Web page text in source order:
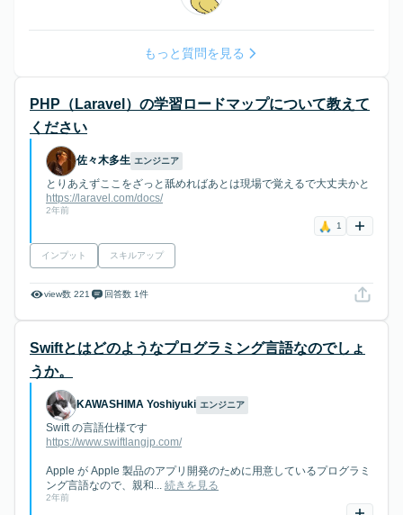
PHP（Laravel）の学習ロードマップについて教えて
ください
佐々木多生 エンジニア
とりあえずここをざっと舐めればあとは現場で覚えるで大丈夫かと
https://laravel.com/docs/
2年前
1
インプット スキルアップ
view数 221 回答数 1件
Swiftとはどのようなプログラミング言語なのでしょ
うか。
KAWASHIMA Yoshiyuki エンジニア
Swift の言語仕様です
https://www.swiftlangjp.com/
Apple が Apple 製品のアプリ開発のために用意しているプログラミ
ング言語なので、親和... 続きを見る
2年前
もっと質問を見る